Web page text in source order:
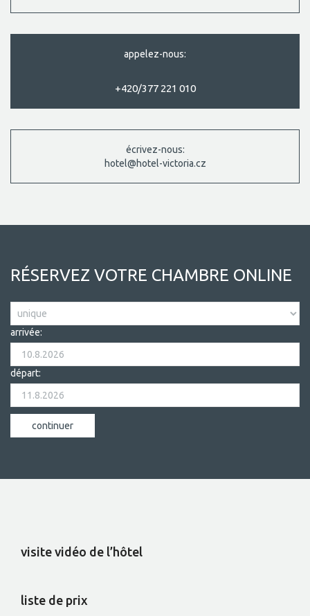
appelez-nous:
+420/377 221 010
écrivez-nous:
hotel@hotel-victoria.cz
RÉSERVEZ VOTRE CHAMBRE ONLINE
arrivée:
départ:
visite vidéo de l’hôtel
liste de prix